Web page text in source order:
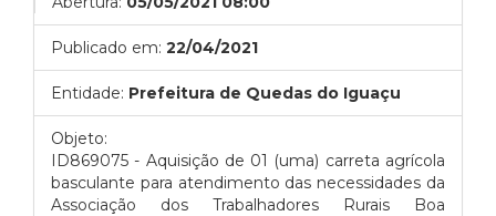
Publicado em: 22/04/2021
Entidade: Prefeitura de Quedas do Iguaçu
Objeto:
ID869075 - Aquisição de 01 (uma) carreta agrícola
basculante para atendimento das necessidades da
Associação dos Trabalhadores Rurais Boa